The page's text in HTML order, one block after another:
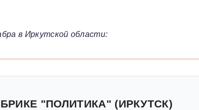
в Иркутской области:
"ПОЛИТИКА" (ИРКУТСК)